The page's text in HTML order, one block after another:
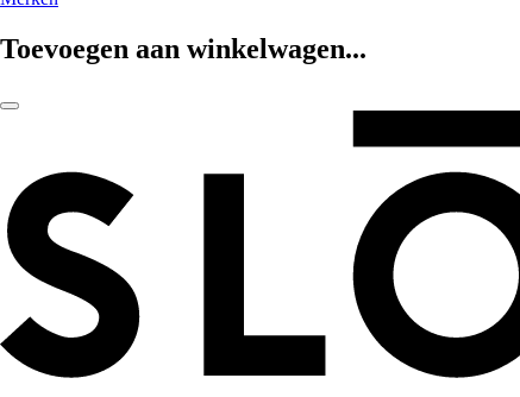
Toevoegen aan winkelwagen...